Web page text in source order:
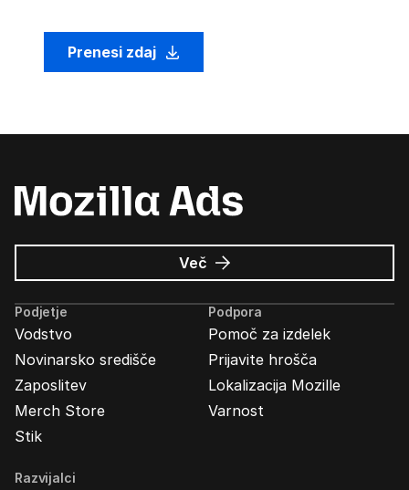
Prenesi zdaj
Več o
Oglasi
Mozilla
Podjetje
Vodstvo
Novinarsko središče
Zaposlitev
Merch Store
Stik
Podpora
Pomoč za izdelek
Prijavite hrošča
Lokalizacija Mozille
Varnost
Razvijalci